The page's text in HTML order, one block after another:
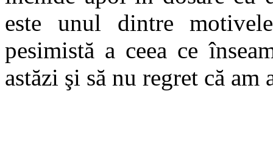
este unul dintre
pesimistă a ceea ce
astăzi şi să nu regret că am